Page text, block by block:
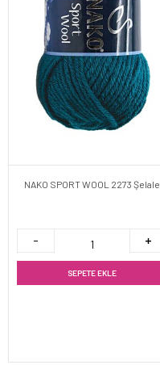
NAKO SPORT WOOL 2273 Şelale
SEPETE EKLE